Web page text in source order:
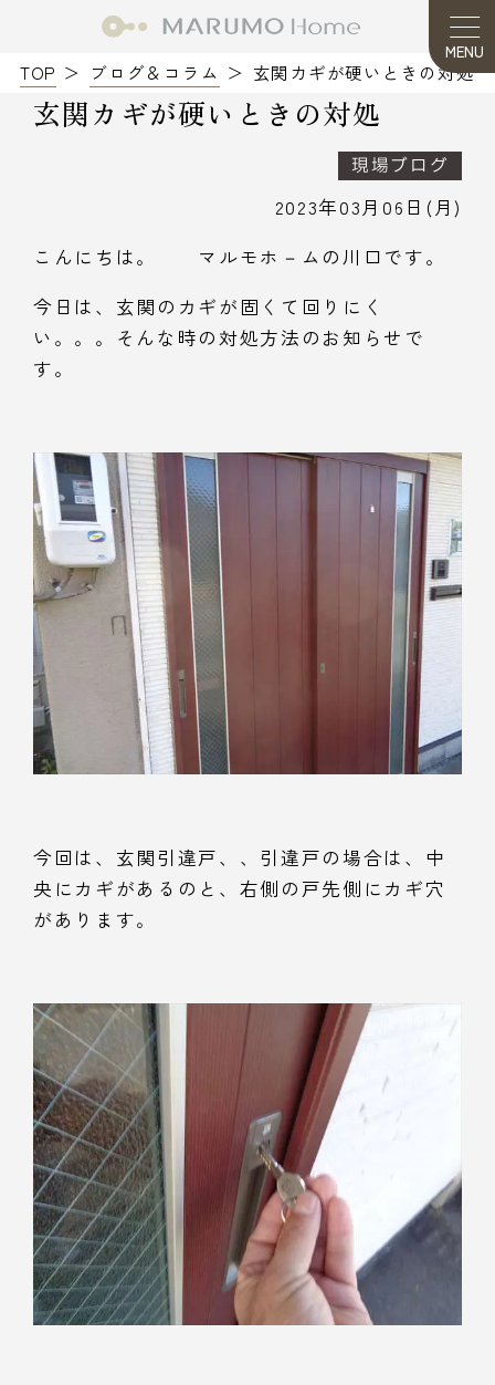
MENU
TOP ブログ＆コラム 玄関カギが硬いときの対処
玄関カギが硬いときの対処
現場ブログ
2023年03月06日(月)
こんにちは。 マルモホ－ムの川口です。
今日は、玄関のカギが固くて回りにく
い。。。そんな時の対処方法のお知らせで
す。
今回は、玄関引違戸、、引違戸の場合は、中
央にカギがあるのと、右側の戸先側にカギ穴
があります。